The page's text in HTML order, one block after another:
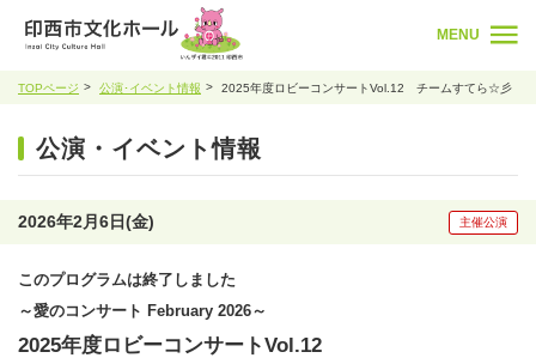
MENU
TOPページ 公演･イベント情報 2025年度ロビーコンサートVol.12 チームすてら☆彡
公演・イベント情報
2026年2月6日(金) 主催公演
このプログラムは終了しました
～愛のコンサート February 2026～
2025年度ロビーコンサートVol.12